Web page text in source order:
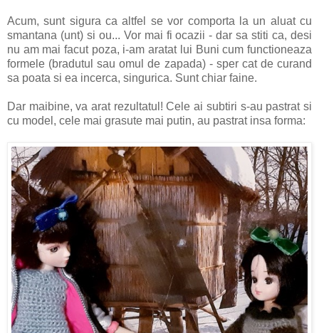
Acum, sunt sigura ca altfel se vor comporta la un aluat cu
smantana (unt) si ou... Vor mai fi ocazii - dar sa stiti ca, desi
nu am mai facut poza, i-am aratat lui Buni cum functioneaza
formele (bradutul sau omul de zapada) - sper cat de curand
sa poata si ea incerca, singurica. Sunt chiar faine.
Dar maibine, va arat rezultatul! Cele ai subtiri s-au pastrat si
cu model, cele mai grasute mai putin, au pastrat insa forma: